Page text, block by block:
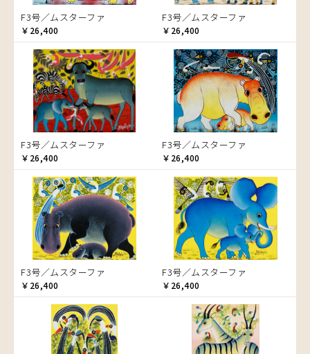
トカゲ
トンボ
日常
ニワトリ
バオバブの木
バッファロー
花
ヒョウ
フクロウ
ブドウの木
フラミンゴ
ヘビ
ペンギン
星空
マーケット
マサイ
マンゴーの木
水浴び
夕日
F3号／ムスターファ
￥26,400
F3号／ムスターファ
￥26,400
F3号／ムスターファ
￥26,400
F3号／ムスターファ
￥26,400
F3号／ムスターファ
￥26,400
F3号／ムスターファ
￥26,400